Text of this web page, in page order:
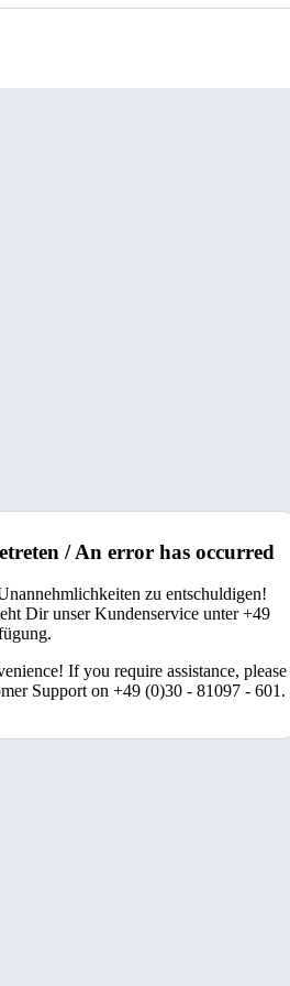
/ An error has occurred
zu entschuldigen!
Dir unser Kundenservice unter +49
If you require assistance, please
Support on +49 (0)30 - 81097 - 601.